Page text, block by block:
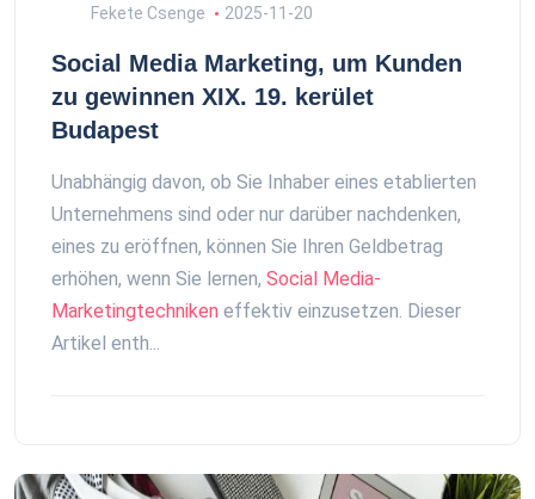
Fekete Csenge 2025-11-20
Social Media Marketing, um Kunden
zu gewinnen XIX. 19. kerület
Budapest
Unabhängig davon, ob Sie Inhaber eines etablierten
Unternehmens sind oder nur darüber nachdenken,
eines zu eröffnen, können Sie Ihren Geldbetrag
erhöhen, wenn Sie lernen, Social Media-
Marketingtechniken effektiv einzusetzen. Dieser
Artikel enth...